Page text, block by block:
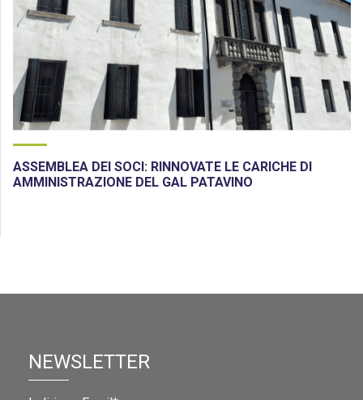
ASSEMBLEA DEI SOCI: RINNOVATE LE CARICHE DI
AMMINISTRAZIONE DEL GAL PATAVINO
NEWSLETTER